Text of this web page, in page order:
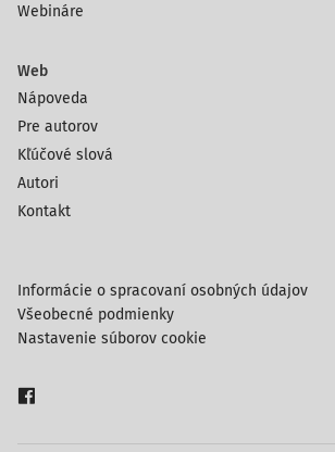
Webináre
Web
Nápoveda
Pre autorov
Kľúčové slová
Autori
Kontakt
Informácie o spracovaní osobných údajov
Všeobecné podmienky
Nastavenie súborov cookie